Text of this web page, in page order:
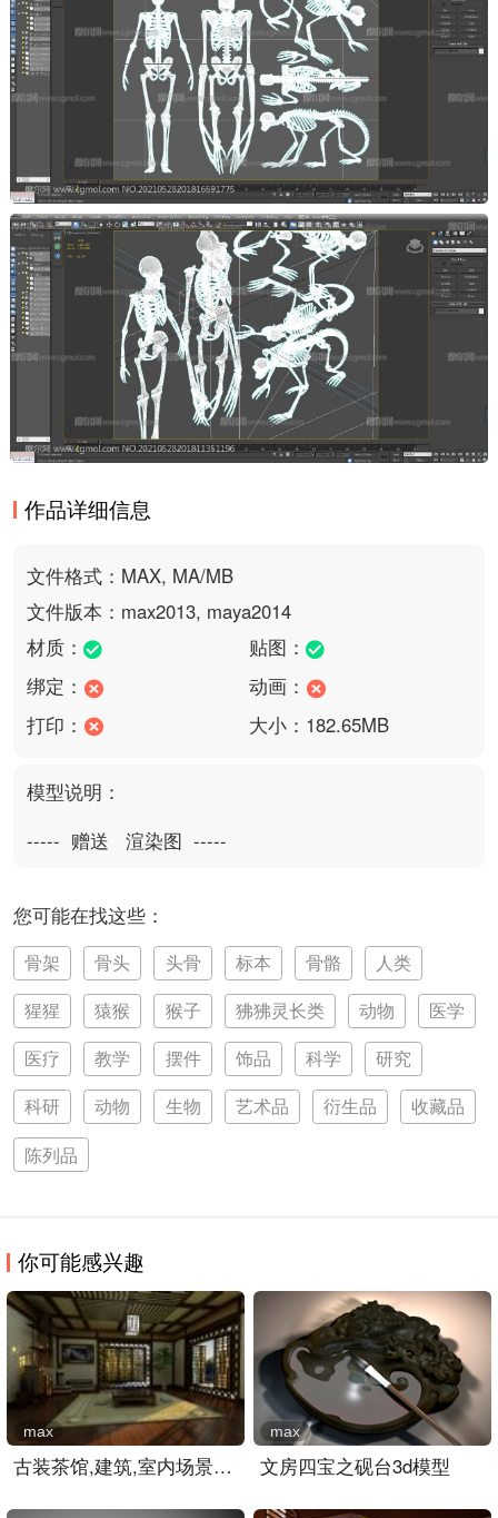
作品详细信息
文件格式：MAX, MA/MB
文件版本：max2013, maya2014
材质：
贴图：
绑定：
动画：
打印：
大小：182.65MB
模型说明：
-----  赠送   渲染图  -----
您可能在找这些：
骨架 骨头 头骨 标本 骨骼
人类
猩猩
猿猴 猴子 狒狒灵长类 动物
医学
医疗
教学 摆件 饰品 科学
研究
科研
动物 生物 艺术品 衍生品
收藏品
陈列品
你可能感兴趣
古装茶馆,建筑,室内场景ma..
max
文房四宝之砚台3d模型
max